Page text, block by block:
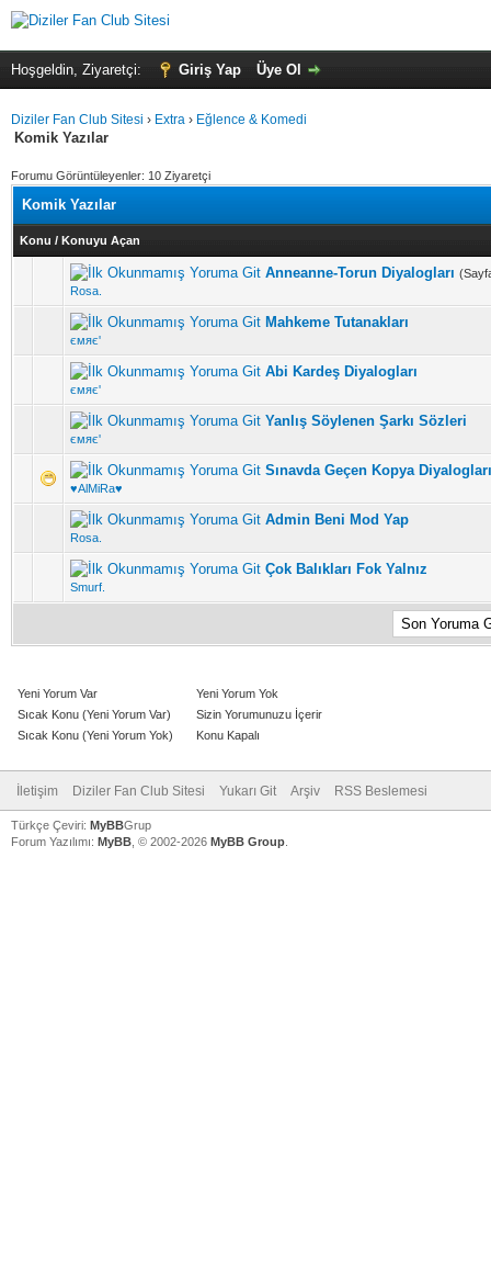
Hoşgeldin, Ziyaretçi: Giriş Yap Üye Ol
Diziler Fan Club Sitesi › Extra › Eğlence & Komedi
Komik Yazılar
Forumu Görüntüleyenler: 10 Ziyaretçi
Komik Yazılar
Konu / Konuyu Açan
Anneanne-Torun Diyalogları
Rosa.
5 üzerinden 0 Oy - Toplam Ortalama 0 Oy Verilmiş
1 23 45
Mahkeme Tutanakları
ємяє'
5 üzerinden 0 Oy - Toplam Ortalama 0 Oy Verilmiş
1 23 45
Abi Kardeş Diyalogları
ємяє'
5 üzerinden 0 Oy - Toplam Ortalama 0 Oy Verilmiş
1 23 45
Yanlış Söylenen Şarkı Sözleri
ємяє'
5 üzerinden 0 Oy - Toplam Ortalama 0 Oy Verilmiş
1 23 45
Sınavda Geçen Kopya
♥AlMiRa♥
5 üzerinden 0 Oy - Toplam Ortalama 0 Oy Verilmiş
1 23 45
Admin Beni Mod Yap
Rosa.
5 üzerinden 0 Oy - Toplam Ortalama 0 Oy Verilmiş
1 23 45
Çok Balıkları Fok Yalnız
Smurf.
5 üzerinden 0 Oy - Toplam Ortalama 0 Oy Verilmiş
1 23 45
Yeni Yorum Var
Sıcak Konu (Yeni Yorum Var)
Sıcak Konu (Yeni Yorum Yok)
Yeni Yorum Yok
Sizin Yorumunuzu İçerir
Konu Kapalı
İletişim Diziler Fan Club Sitesi Yukarı Git Arşiv RSS Beslemesi
Türkçe Çeviri: MyBBGrup
Forum Yazılımı: MyBB , © 2002-2026 MyBB Group